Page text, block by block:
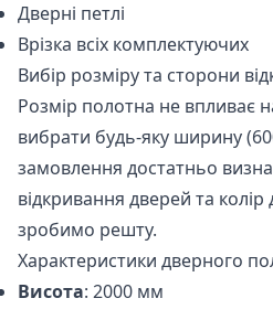
Дверні петлі
Врізка всіх комплектуючих
Вибір розміру та сторони
Розмір полотна не впливає
вибрати будь-яку ширину
замовлення достатньо
відкривання дверей та
зробимо решту.
Характеристики дверного
Висота: 2000 мм